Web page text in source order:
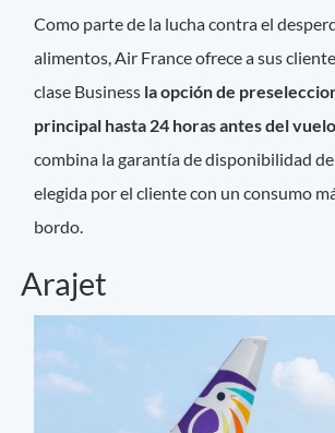
Como parte de la lucha contra el
alimentos, Air France ofrece a sus
clase Business la opción de
principal hasta 24 horas antes del vuelo
combina la garantía de disponibilidad
elegida por el cliente con un consumo
bordo.
Arajet